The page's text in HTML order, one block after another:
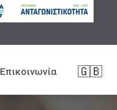
Επικοινωνία 🇬🇧